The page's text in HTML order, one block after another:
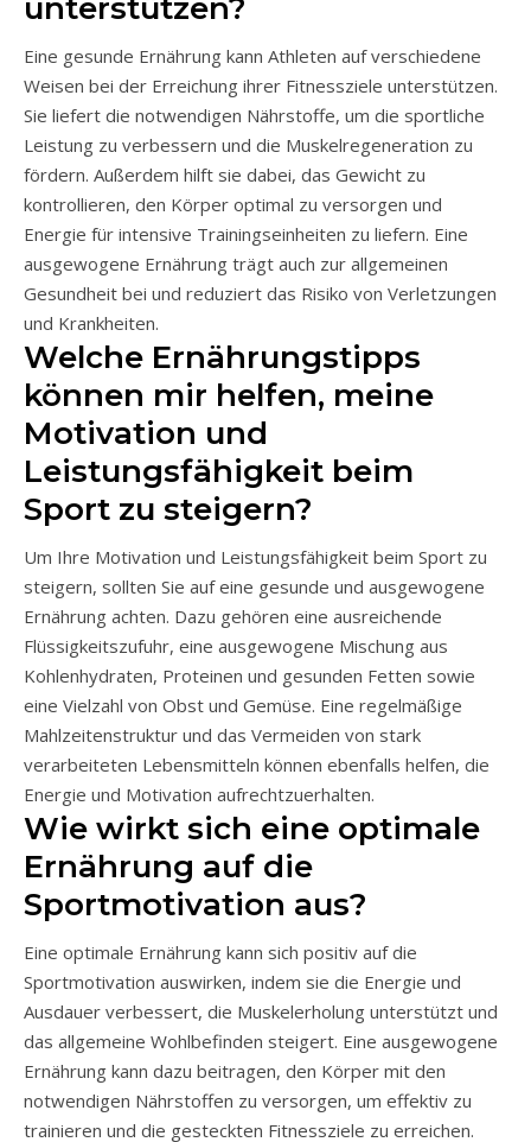
unterstützen?
Eine gesunde Ernährung kann Athleten auf verschiedene
Weisen bei der Erreichung ihrer Fitnessziele unterstützen.
Sie liefert die notwendigen Nährstoffe, um die sportliche
Leistung zu verbessern und die Muskelregeneration zu
fördern. Außerdem hilft sie dabei, das Gewicht zu
kontrollieren, den Körper optimal zu versorgen und
Energie für intensive Trainingseinheiten zu liefern. Eine
ausgewogene Ernährung trägt auch zur allgemeinen
Gesundheit bei und reduziert das Risiko von Verletzungen
und Krankheiten.
Welche Ernährungstipps
können mir helfen, meine
Motivation und
Leistungsfähigkeit beim
Sport zu steigern?
Um Ihre Motivation und Leistungsfähigkeit beim Sport zu
steigern, sollten Sie auf eine gesunde und ausgewogene
Ernährung achten. Dazu gehören eine ausreichende
Flüssigkeitszufuhr, eine ausgewogene Mischung aus
Kohlenhydraten, Proteinen und gesunden Fetten sowie
eine Vielzahl von Obst und Gemüse. Eine regelmäßige
Mahlzeitenstruktur und das Vermeiden von stark
verarbeiteten Lebensmitteln können ebenfalls helfen, die
Energie und Motivation aufrechtzuerhalten.
Wie wirkt sich eine optimale
Ernährung auf die
Sportmotivation aus?
Eine optimale Ernährung kann sich positiv auf die
Sportmotivation auswirken, indem sie die Energie und
Ausdauer verbessert, die Muskelerholung unterstützt und
das allgemeine Wohlbefinden steigert. Eine ausgewogene
Ernährung kann dazu beitragen, den Körper mit den
notwendigen Nährstoffen zu versorgen, um effektiv zu
trainieren und die gesteckten Fitnessziele zu erreichen.